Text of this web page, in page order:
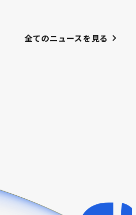
全てのニュースを見る